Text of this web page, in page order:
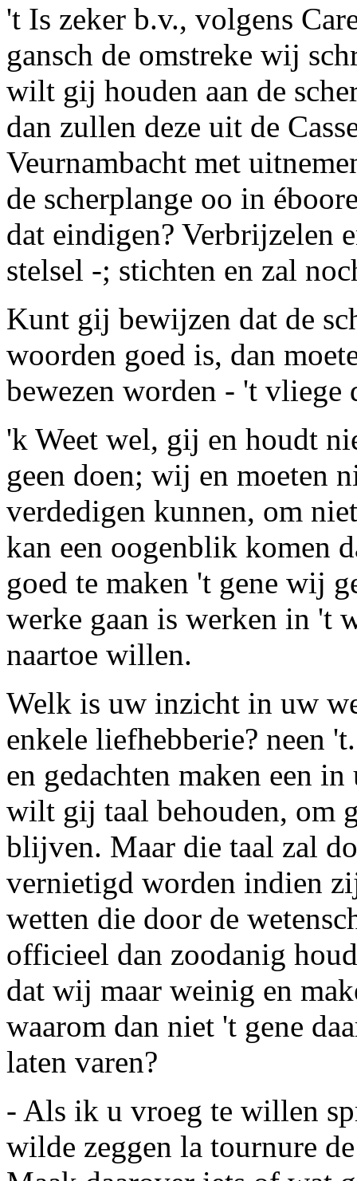
't Is zeker b.v., volgens
gansch de omstreke wij
wilt gij houden aan de
dan zullen deze uit de
Veurnambacht met
de scherplange oo in éboor
dat eindigen? Verbrijzelen
stelsel -; stichten en zal
Kunt gij bewijzen dat de
woorden goed is, dan
bewezen worden - 't
'k Weet wel, gij en houdt
geen doen; wij en moeten
verdedigen kunnen, om
kan een oogenblik komen
goed te maken 't gene wij
werke gaan is werken in 't
naartoe willen.
Welk is uw inzicht in uw
enkele liefhebberie? neen
en gedachten maken een
wilt gij taal behouden, om
blijven. Maar die taal zal
vernietigd worden indien
wetten die door de
officieel dan zoodanig
dat wij maar weinig en
waarom dan niet 't gene
laten varen?
- Als ik u vroeg te willen
wilde zeggen la tournure